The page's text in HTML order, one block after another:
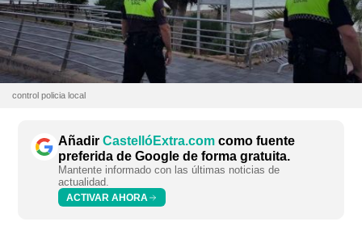
control policia local
Añadir CastellóExtra.com como fuente
preferida de Google de forma gratuita.
Mantente informado con las últimas noticias de
actualidad.
ACTIVAR AHORA